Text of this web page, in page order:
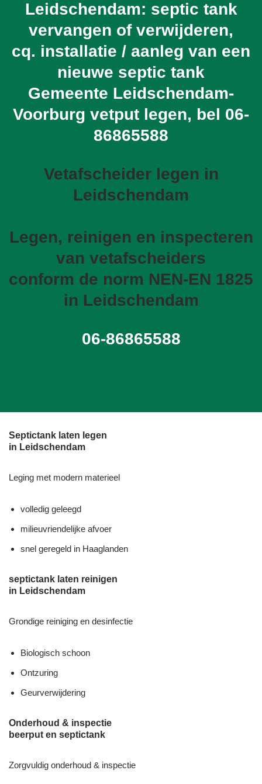
Leidschendam: septic tank
vervangen of verwijderen,
cq. installatie / aanleg van een
nieuwe septic tank
Gemeente Leidschendam-
Voorburg vetput legen, bel 06-
86865588
Vetafscheider legen in
Leidschendam
Legen, reinigen en inspecteren
van vetafscheiders
conform de norm NEN-EN 1825
in Leidschendam
06-86865588
Septictank laten legen
in Leidschendam
Leging met modern materieel
volledig geleegd
milieuvriendelijke afvoer
snel geregeld in Haaglanden
septictank laten reinigen
in Leidschendam
Grondige reiniging en desinfectie
Biologisch schoon
Ontzuring
Geurverwijdering
Onderhoud & inspectie
beerput en septictank
Zorgvuldig onderhoud & inspectie